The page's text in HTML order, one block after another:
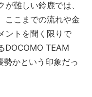
難しい鈴鹿では、
ここまでの流れや金
ントを聞く限りで
DOCOMO TEAM
勢かという印象だっ